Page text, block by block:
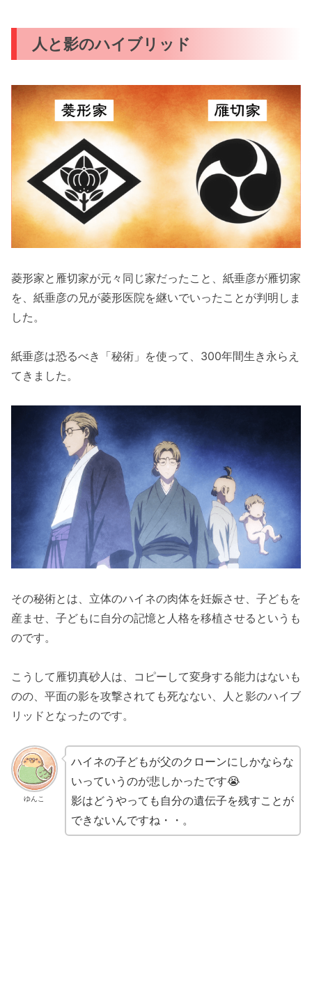
人と影のハイブリッド
菱形家と雁切家が元々同じ家だったこと、紙垂彦が雁切家
を、紙垂彦の兄が菱形医院を継いでいったことが判明しま
した。
紙垂彦は恐るべき「秘術」を使って、300年間生き永らえ
てきました。
その秘術とは、立体のハイネの肉体を妊娠させ、子どもを
産ませ、子どもに自分の記憶と人格を移植させるというも
のです。
こうして雁切真砂人は、コピーして変身する能力はないも
のの、平面の影を攻撃されても死なない、人と影のハイブ
リッドとなったのです。
ゆんこ
ハイネの子どもが父のクローンにしかならな
いっていうのが悲しかったです😭
影はどうやっても自分の遺伝子を残すことが
できないんですね・・。